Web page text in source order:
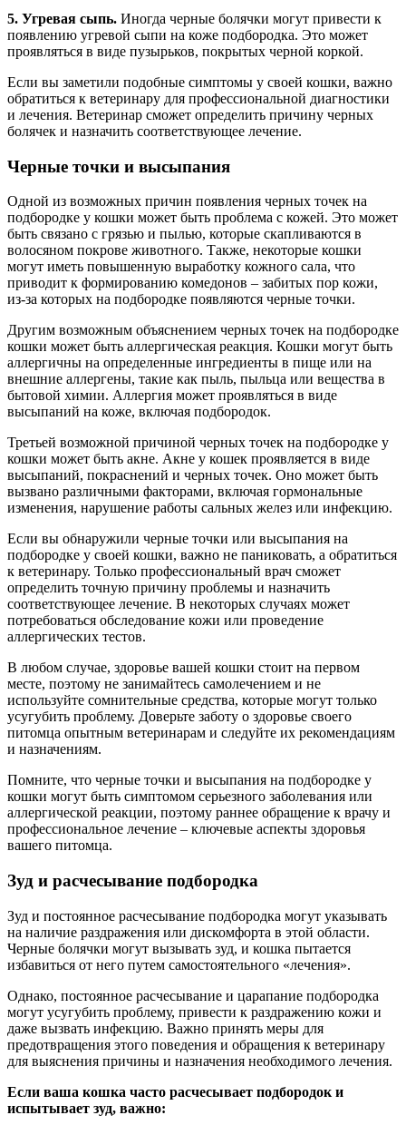
5. Угревая сыпь. Иногда черные болячки могут привести к
появлению угревой сыпи на коже подбородка. Это может
проявляться в виде пузырьков, покрытых черной коркой.
Если вы заметили подобные симптомы у своей кошки, важно
обратиться к ветеринару для профессиональной диагностики
и лечения. Ветеринар сможет определить причину черных
болячек и назначить соответствующее лечение.
Черные точки и высыпания
Одной из возможных причин появления черных точек на
подбородке у кошки может быть проблема с кожей. Это может
быть связано с грязью и пылью, которые скапливаются в
волосяном покрове животного. Также, некоторые кошки
могут иметь повышенную выработку кожного сала, что
приводит к формированию комедонов – забитых пор кожи,
из-за которых на подбородке появляются черные точки.
Другим возможным объяснением черных точек на подбородке
кошки может быть аллергическая реакция. Кошки могут быть
аллергичны на определенные ингредиенты в пище или на
внешние аллергены, такие как пыль, пыльца или вещества в
бытовой химии. Аллергия может проявляться в виде
высыпаний на коже, включая подбородок.
Третьей возможной причиной черных точек на подбородке у
кошки может быть акне. Акне у кошек проявляется в виде
высыпаний, покраснений и черных точек. Оно может быть
вызвано различными факторами, включая гормональные
изменения, нарушение работы сальных желез или инфекцию.
Если вы обнаружили черные точки или высыпания на
подбородке у своей кошки, важно не паниковать, а обратиться
к ветеринару. Только профессиональный врач сможет
определить точную причину проблемы и назначить
соответствующее лечение. В некоторых случаях может
потребоваться обследование кожи или проведение
аллергических тестов.
В любом случае, здоровье вашей кошки стоит на первом
месте, поэтому не занимайтесь самолечением и не
используйте сомнительные средства, которые могут только
усугубить проблему. Доверьте заботу о здоровье своего
питомца опытным ветеринарам и следуйте их рекомендациям
и назначениям.
Помните, что черные точки и высыпания на подбородке у
кошки могут быть симптомом серьезного заболевания или
аллергической реакции, поэтому раннее обращение к врачу и
профессиональное лечение – ключевые аспекты здоровья
вашего питомца.
Зуд и расчесывание подбородка
Зуд и постоянное расчесывание подбородка могут указывать
на наличие раздражения или дискомфорта в этой области.
Черные болячки могут вызывать зуд, и кошка пытается
избавиться от него путем самостоятельного «лечения».
Однако, постоянное расчесывание и царапание подбородка
могут усугубить проблему, привести к раздражению кожи и
даже вызвать инфекцию. Важно принять меры для
предотвращения этого поведения и обращения к ветеринару
для выяснения причины и назначения необходимого лечения.
Если ваша кошка часто расчесывает подбородок и
испытывает зуд, важно: